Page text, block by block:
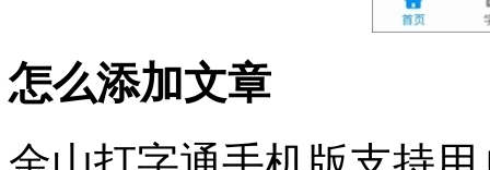
怎么添加文章